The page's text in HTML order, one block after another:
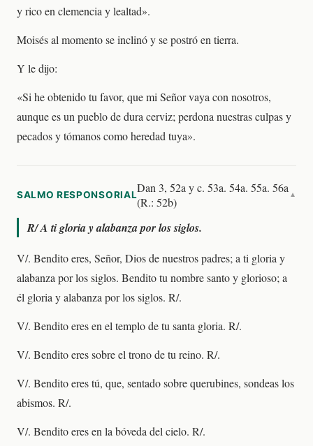
y rico en clemencia y lealtad».
Moisés al momento se inclinó y se postró en tierra.
Y le dijo:
«Si he obtenido tu favor, que mi Señor vaya con nosotros,
aunque es un pueblo de dura cerviz; perdona nuestras culpas y
pecados y tómanos como heredad tuya».
SALMO RESPONSORIALDan 3, 52a y c. 53a. 54a. 55a. 56a
(R.: 52b)
▼
R/A ti gloria y alabanza por los siglos.
V/. Bendito eres, Señor, Dios de nuestros padres; a ti gloria y
alabanza por los siglos. Bendito tu nombre santo y glorioso; a
él gloria y alabanza por los siglos. R/.
V/. Bendito eres en el templo de tu santa gloria. R/.
V/. Bendito eres sobre el trono de tu reino. R/.
V/. Bendito eres tú, que, sentado sobre querubines, sondeas los
abismos. R/.
V/. Bendito eres en la bóveda del cielo. R/.